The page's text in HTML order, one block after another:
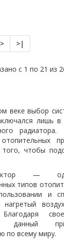
> >|
с 1 по 21 из
веке выбор
лишь в
чтобы
—
типов
и
нагретый
данный
по всему миру.